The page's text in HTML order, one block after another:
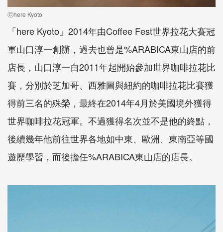
ⓒhere Kyoto
「here Kyoto」2014年由Coffee Fest世界拉花大賽冠
軍山口淳一創辦，過去也曾是%ARABICA東山店的前
店長，山口淳一自2011年起開始參加世界咖啡拉花比
賽，分別於芝加哥、西雅圖與紐約的咖啡拉花比賽獲
得前三名的殊榮，最終在2014年4月於美國境外獲得
世界咖啡拉花冠軍。不過獲得名次並不是他的終點，
後續幾年他前往世界各地如中東、歐洲、東南亞等國
遊歷學習，而後擔任%ARABICA東山店的店長。